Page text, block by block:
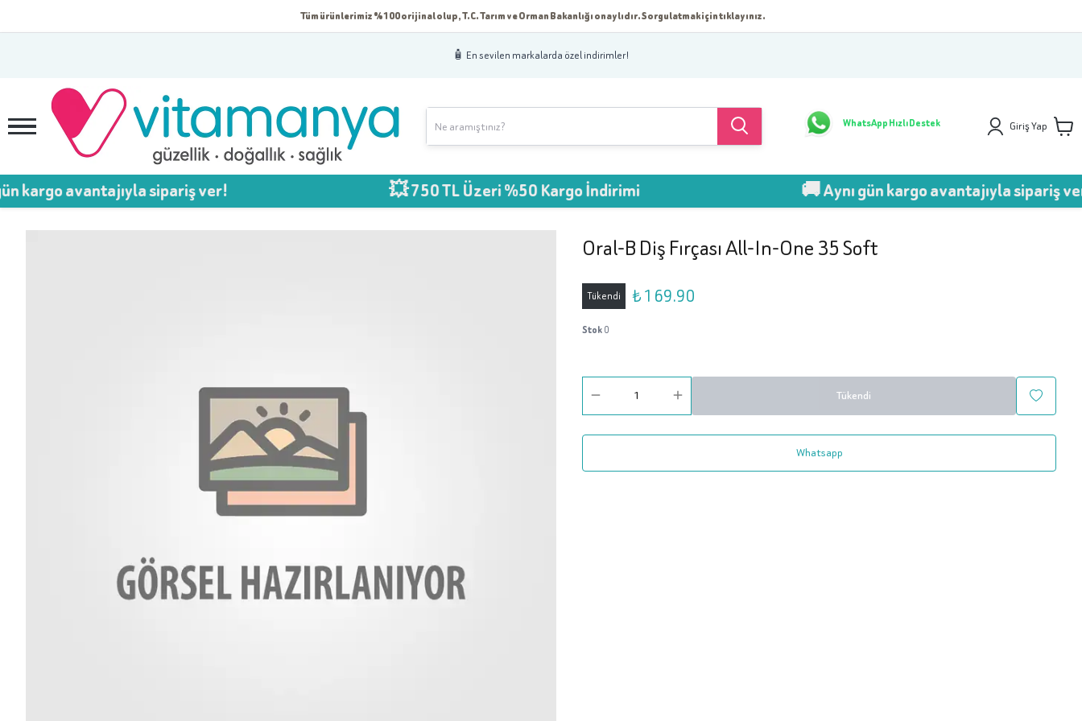
Tüm ürünlerimiz %100 orijinal olup, T.C. Tarım ve Orman Bakanlığı onaylıdır. Sorgulatmak için tıklayınız.
🧴 En sevilen markalarda özel indirimler!
WhatsApp Hızlı Destek Giriş Yap
sipariş ver! 💥 750 TL Üzeri %50 Kargo İndirimi 🚚 Aynı gün kargo avantajıyla sipariş ver!
Oral-B Diş Fırçası All-In-One 35 Soft
Tükendi ₺ 169.90
Stok0
Tükendi
Whatsapp